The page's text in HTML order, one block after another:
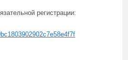
регистрации: